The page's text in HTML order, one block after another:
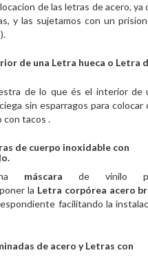
de las letras de acero, ya
y las sujetamos con un
de una Letra hueca o Letra
de lo que és el interior de
ciega sin esparragos para colocar
con tacos .
de cuerpo inoxidable con
máscarade vinilo
la Letra corpórea acero
facilitando la
de acero y Letras con